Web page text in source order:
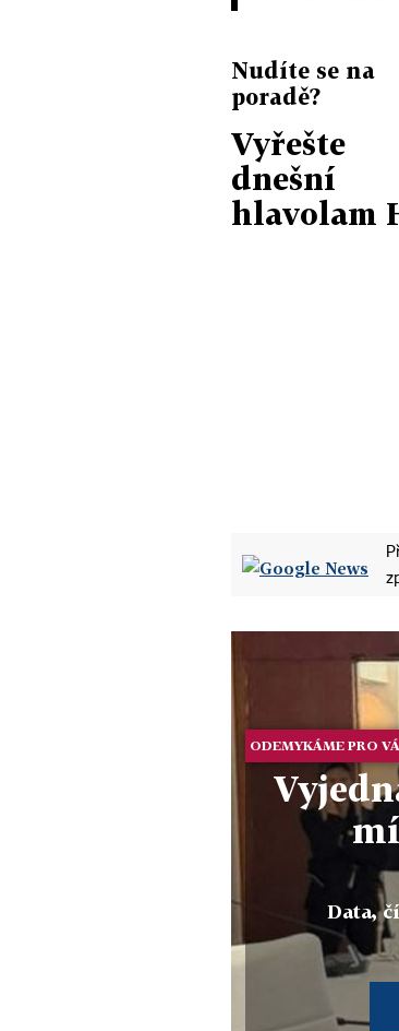
Nudíte se na
poradě?
Vyřešte
dnešní
hlavolam
ODEMYKÁME PRO
Data,